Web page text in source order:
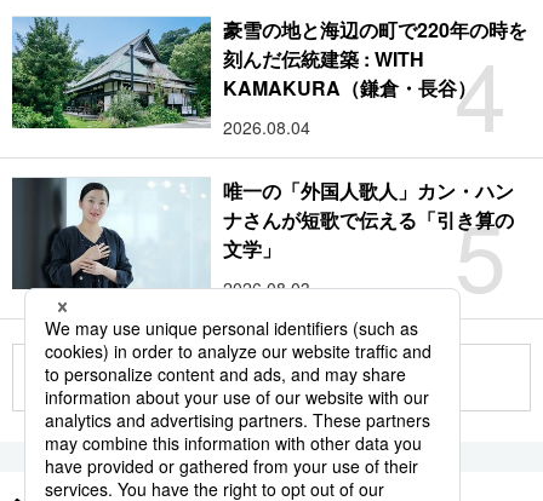
4
豪雪の地と海辺の町で220年の時を
刻んだ伝統建築 : WITH
KAMAKURA（鎌倉・長谷）
2026.08.04
5
唯一の「外国人歌人」カン・ハン
ナさんが短歌で伝える「引き算の
文学」
2026.08.03
もっと見る